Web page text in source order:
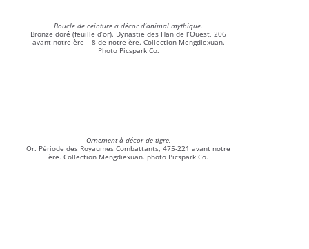
Boucle de ceinture à décor d’animal mythique.
Bronze doré (feuille d’or). Dynastie des Han de l’Ouest, 206
avant notre ère – 8 de notre ère. Collection Mengdiexuan.
Photo Picspark Co.
Ornement à décor de tigre,
Or. Période des Royaumes Combattants, 475-221 avant notre
ère. Collection Mengdiexuan. photo Picspark Co.